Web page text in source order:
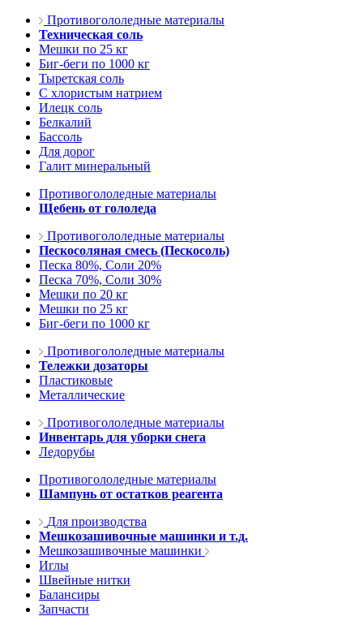
Противогололедные материалы
Техническая соль
Мешки по 25 кг
Биг-беги по 1000 кг
Тыретская соль
С хлористым натрием
Илецк соль
Белкалий
Бассоль
Для дорог
Галит минеральный
Противогололедные материалы
Щебень от гололеда
Противогололедные материалы
Пескосоляная смесь (Пескосоль)
Песка 80%, Соли 20%
Песка 70%, Соли 30%
Мешки по 20 кг
Мешки по 25 кг
Биг-беги по 1000 кг
Противогололедные материалы
Тележки дозаторы
Пластиковые
Металлические
Противогололедные материалы
Инвентарь для уборки снега
Ледорубы
Противогололедные материалы
Шампунь от остатков реагента
Для производства
Мешкозашивочные машинки и т.д.
Мешкозашивочные машинки
Иглы
Швейные нитки
Балансиры
Запчасти